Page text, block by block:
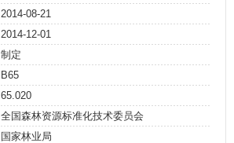
2014-08-21
2014-12-01
制定
B65
65.020
全国森林资源标准化技术委员会
国家林业局